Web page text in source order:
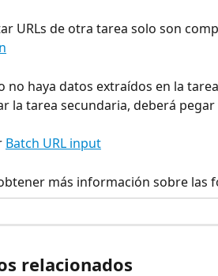
URLs de otra tarea solo son
no haya datos extraídos en la
la tarea secundaria, deberá
Batch URL input
más información sobre las
relacionados